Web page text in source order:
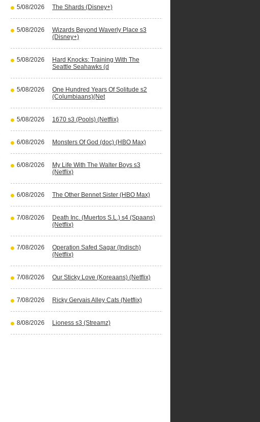
5/08/2026 The Shards (Disney+)
5/08/2026
Wizards Beyond Waverly Place s3
(Disney+)
5/08/2026
Hard Knocks: Training With The
Seattle Seahawks (d
5/08/2026
One Hundred Years Of Solitude s2
(Columbiaans)(Net
5/08/2026 1670 s3 (Pools) (Netflix)
6/08/2026 Monsters Of God (doc) (HBO Max)
6/08/2026
My Life With The Walter Boys s3
(Netflix)
6/08/2026 The Other Bennet Sister (HBO Max)
7/08/2026
Death Inc. (Muertos S.L.) s4 (Spaans)
(Netflix)
7/08/2026
Operation Safed Sagar (Indisch)
(Netflix)
7/08/2026 Our Sticky Love (Koreaans) (Netflix)
7/08/2026 Ricky Gervais Alley Cats (Netflix)
8/08/2026 Lioness s3 (Streamz)